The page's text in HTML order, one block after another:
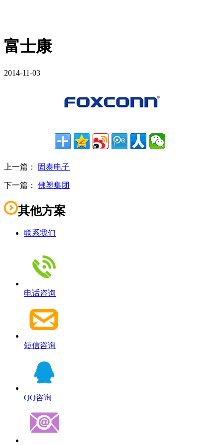
富士康
2014-11-03
上一篇： 固泰电子
下一篇： 佛塑集团
其他方案
联系我们
电话咨询
短信咨询
QQ咨询